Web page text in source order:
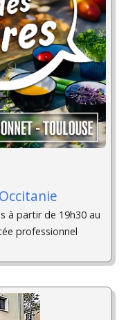
à partir de 19h30 au
professionnel